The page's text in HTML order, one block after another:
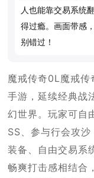
人也能靠交易系统
得过瘾。画面带感
别错过！
魔戒传奇0L魔戒传
手游，延续经典战
幻世界。玩家可自
SS、参与行会攻
装备、自由交易系
畅爽打击感相结合